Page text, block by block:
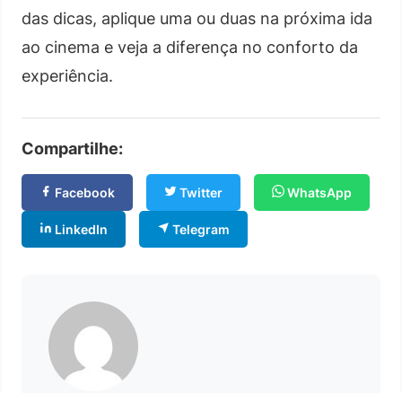
das dicas, aplique uma ou duas na próxima ida
ao cinema e veja a diferença no conforto da
experiência.
Compartilhe:
Facebook Twitter WhatsApp
LinkedIn Telegram